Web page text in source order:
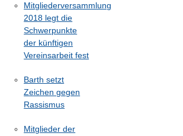
Mitgliederversammlung
2018 legt die
Schwerpunkte
der künftigen
Vereinsarbeit fest
Barth setzt
Zeichen gegen
Rassismus
Mitglieder der